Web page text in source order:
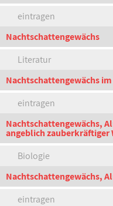
eintragen
Nachtschattengewächs
Literatur
Nachtschattengewächs
eintragen
Nachtschattengewächs,
angeblich zauberkräftiger
Biologie
Nachtschattengewächs,
eintragen